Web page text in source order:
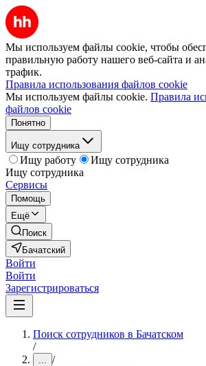
Мы используем файлы cookie, чтобы
правильную работу нашего веб-сайта и
трафик.
Правила использования файлов cookie
Мы используем файлы cookie. Правила
файлов cookie
Понятно
Ищу сотрудника
Ищу работу
Ищу сотрудника
Ищу сотрудника
Сервисы
Помощь
Ещё
Поиск
Бачатский
Войти
Войти
Зарегистрироваться
Поиск сотрудников в Бачатском
/
... /